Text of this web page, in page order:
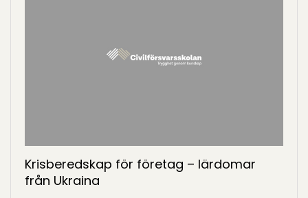
Krisberedskap för företag – lärdomar
från Ukraina